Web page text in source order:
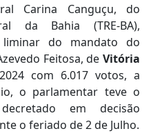
Carina Canguçu, do
da Bahia (TRE-BA),
do mandato do
Feitosa, de Vitória
com 6.017 votos, a
o parlamentar teve o
em decisão
o feriado de 2 de Julho.